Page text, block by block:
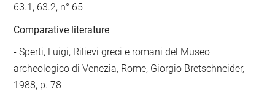
63.1, 63.2, n° 65
Comparative literature
- Sperti, Luigi, Rilievi greci e romani del Museo
archeologico di Venezia, Rome, Giorgio Bretschneider,
1988, p. 78